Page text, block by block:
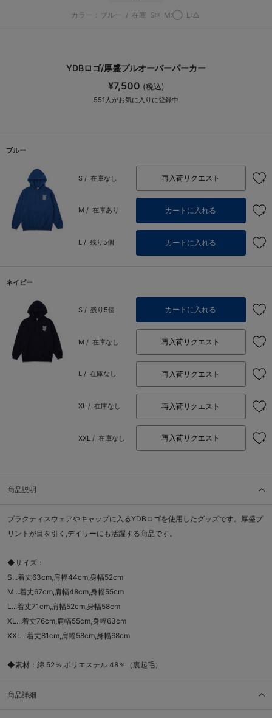
カラー：ブルー / 在庫 S:☓ M:◯ L:△
YDBロゴ/厚盛プルオーバーパーカー
¥7,500 (税込)
551 人がお気に入りに登録中
ブルー
S / 在庫なし 再入荷リクエスト
M / 在庫あり カートに入れる
L / 残り5個 カートに入れる
ネイビー
S / 残り5個 カートに入れる
M / 在庫なし 再入荷リクエスト
L / 在庫なし 再入荷リクエスト
XL / 在庫なし 再入荷リクエスト
XXL / 在庫なし 再入荷リクエスト
商品説明
プラクティスウェアやキャップに入るYDBロゴを使用したグッズです。厚盛プ
リントが目を引く,デイリーにも活躍する商品です。
◆サイズ：
S...着丈63cm,肩幅44cm,身幅52cm
M...着丈67cm,肩幅48cm,身幅55cm
L...着丈71cm,肩幅52cm,身幅58cm
XL...着丈76cm,肩幅55cm,身幅63cm
XXL...着丈81cm,肩幅58cm,身幅68cm
◆素材：綿 52％,ポリエステル 48％（裏起毛）
商品詳細